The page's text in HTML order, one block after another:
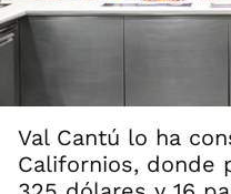
Val Cantú lo ha
Californios, donde